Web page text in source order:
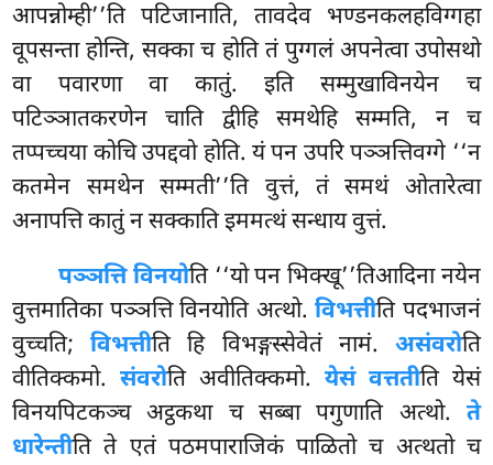
आपन्नोम्ही’’ति पटिजानाति, तावदेव भण्डनकलहविग्गहा
वूपसन्ता होन्ति, सक्का च होति तं पुग्गलं अपनेत्वा उपोसथो
वा पवारणा वा कातुं. इति सम्मुखाविनयेन च
पटिञ्ञातकरणेन चाति द्वीहि समथेहि सम्मति, न च
तप्पच्चया कोचि उपद्दवो होति. यं पन उपरि पञ्ञत्तिवग्गे ‘‘न
कतमेन समथेन सम्मती’’ति वुत्तं, तं समथं ओतारेत्वा
अनापत्ति कातुं न सक्काति इममत्थं सन्धाय वुत्तं.
पञ्ञत्ति विनयोति ‘‘यो पन भिक्खू’’तिआदिना नयेन
वुत्तमातिका पञ्ञत्ति विनयोति अत्थो.विभत्तीति पदभाजनं
वुच्चति;विभत्तीति हि विभङ्गस्सेवेतं नामं. असंवरोति
वीतिक्कमो.संवरोति अवीतिक्कमो. येसं वत्ततीति येसं
विनयपिटकञ्च अट्ठकथा च सब्बा पगुणाति अत्थो. ते
धारेन्तीति ते एतं पठमपाराजिकंपाळितो च अत्थतो च